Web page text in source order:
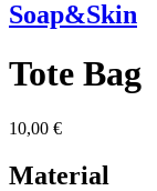
Soap&Skin
Tote Bag
10,00 €
Material